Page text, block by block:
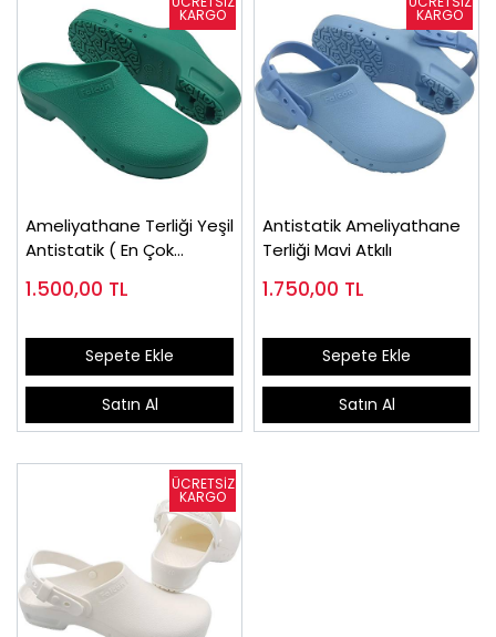
Ameliyathane Terliği Yeşil
Antistatik ( En Çok
1.500,00 TL
Sepete Ekle
Satın Al
Antistatik Ameliyathane
Terliği Mavi Atkılı
1.750,00 TL
Sepete Ekle
Satın Al